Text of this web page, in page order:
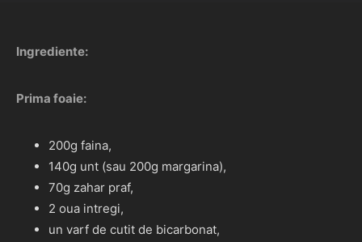
Ingrediente:
Prima foaie:
200g faina,
140g unt (sau 200g margarina),
70g zahar praf,
2 oua intregi,
un varf de cutit de bicarbonat,